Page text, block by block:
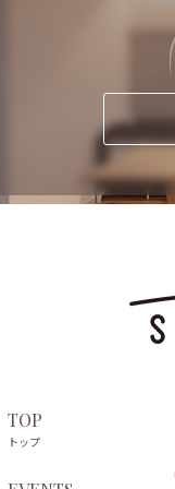
TOP
トップ